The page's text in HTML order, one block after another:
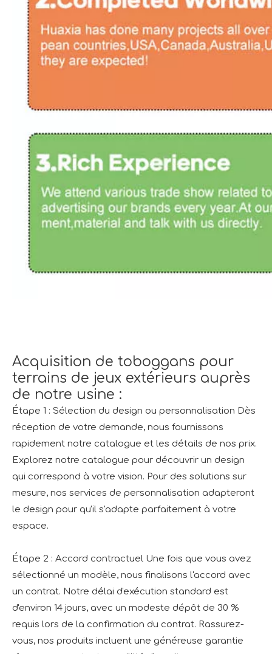
Acquisition de toboggans pour
terrains de jeux extérieurs auprès
de notre usine :
Étape 1 : Sélection du design ou personnalisation Dès
réception de votre demande, nous fournissons
rapidement notre catalogue et les détails de nos prix.
Explorez notre catalogue pour découvrir un design
qui correspond à votre vision. Pour des solutions sur
mesure, nos services de personnalisation adapteront
le design pour qu'il s'adapte parfaitement à votre
espace.
Étape 2 : Accord contractuel Une fois que vous avez
sélectionné un modèle, nous finalisons l'accord avec
un contrat. Notre délai d'exécution standard est
d'environ 14 jours, avec un modeste dépôt de 30 %
requis lors de la confirmation du contrat. Rassurez-
vous, nos produits incluent une généreuse garantie